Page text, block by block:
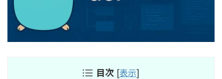
目次 [表示]